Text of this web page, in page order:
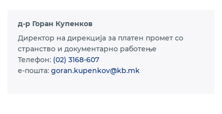
д-р Горан Купенков
Директор на дирекција за платен промет со
странство и документарно работење
Телефон: (02) 3168-607
e-пошта: goran.kupenkov@kb.mk